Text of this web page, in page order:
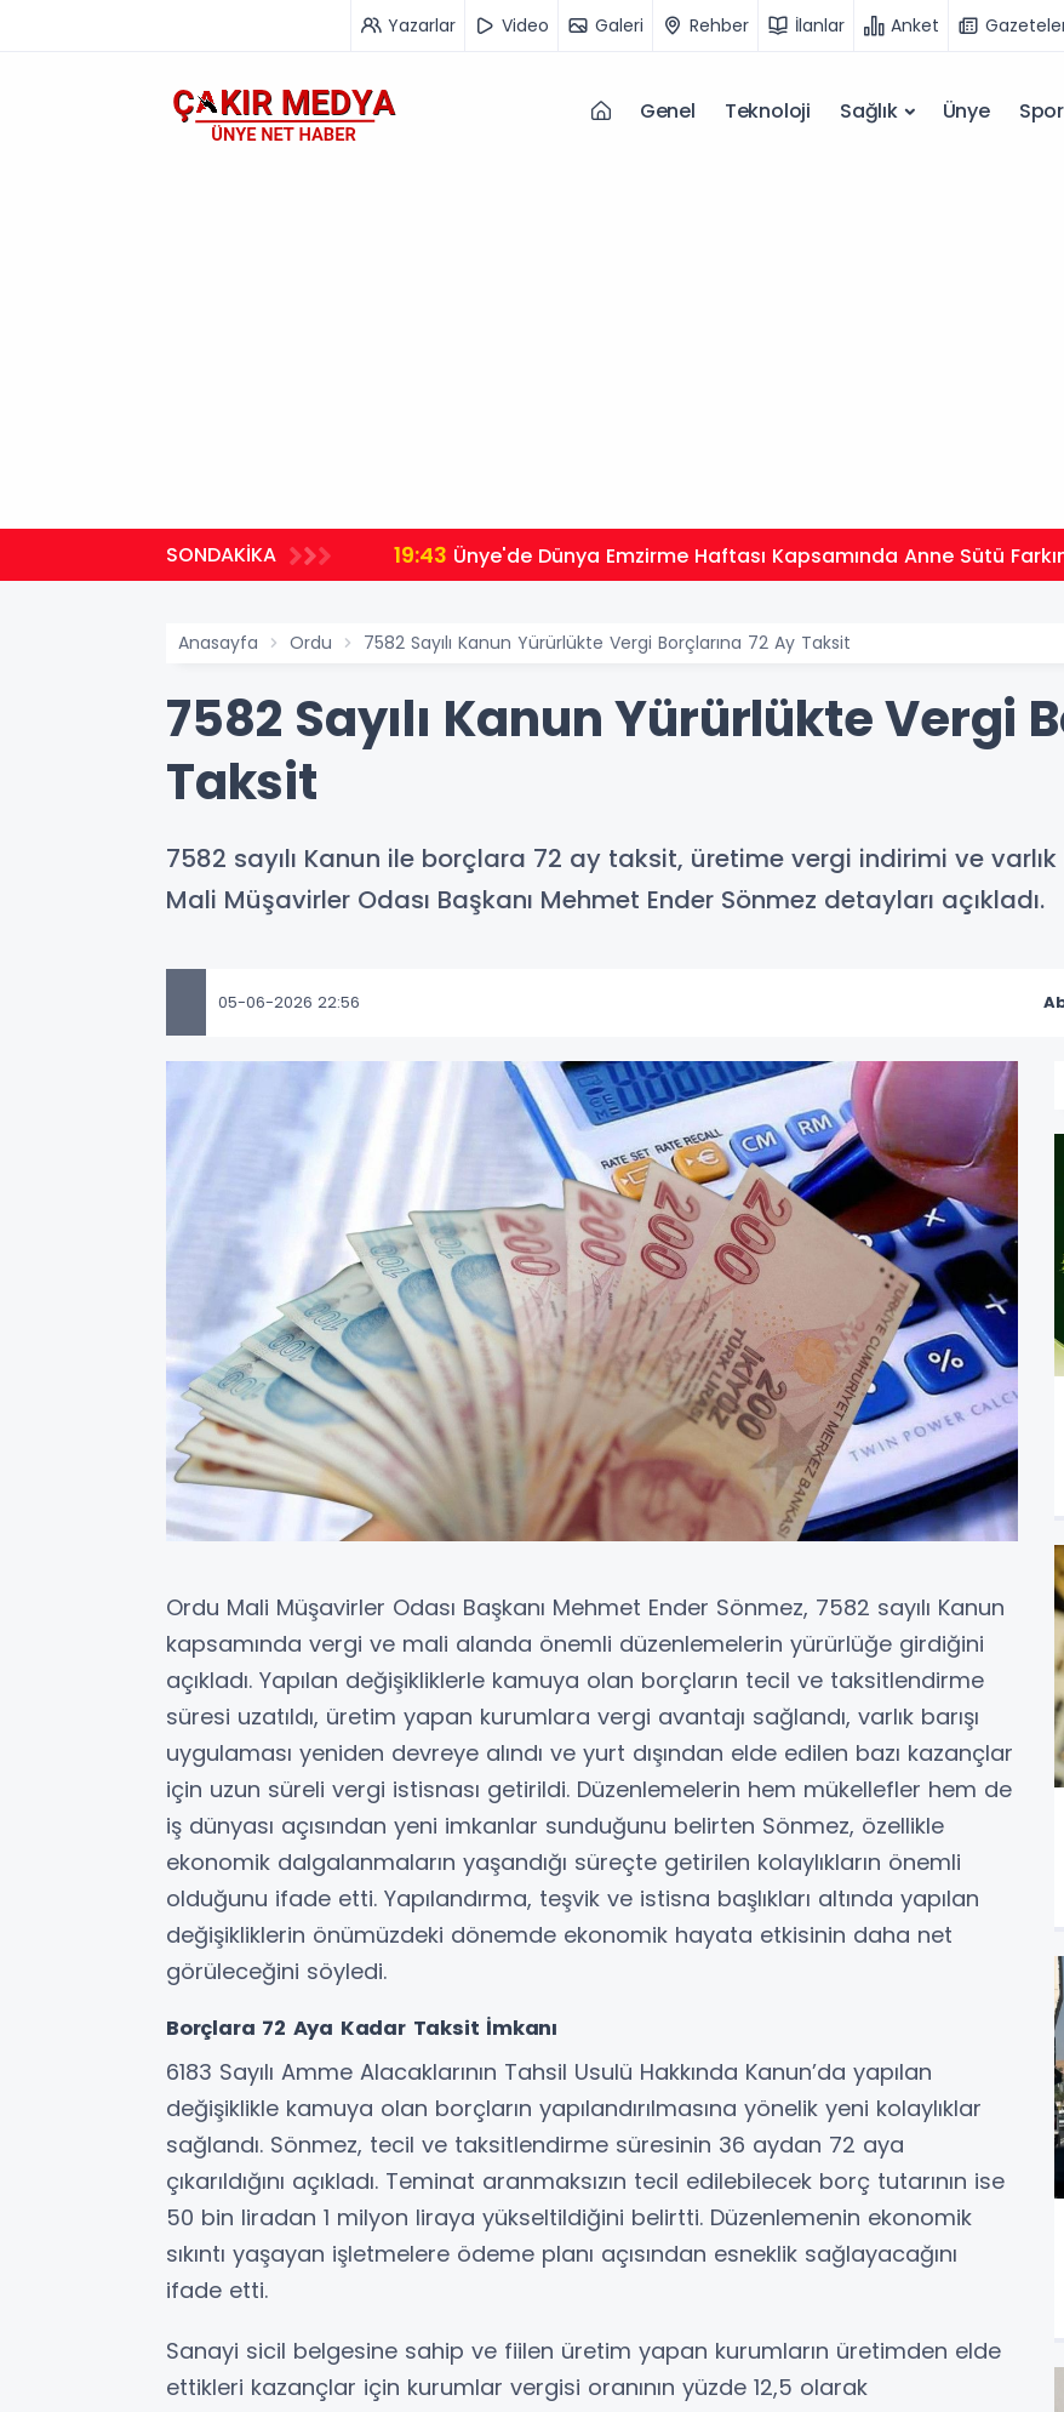
Yazarlar Video Galeri Rehber İlanlar Anket
Genel Teknoloji Sağlık Ünye Spor
SONDAKİKA 19:43 Ünye'de Dünya Emzirme Haftası Kapsamında Anne Sütü
Anasayfa Ordu 7582 Sayılı Kanun Yürürlükte Vergi Borçlarına 72 Ay Taksit
7582 Sayılı Kanun Yürürlükte Vergi
Taksit
7582 sayılı Kanun ile borçlara 72 ay taksit, üretime vergi indirimi ve
Mali Müşavirler Odası Başkanı Mehmet Ender Sönmez detayları açıkladı.
05-06-2026 22:56
Ordu Mali Müşavirler Odası Başkanı Mehmet Ender Sönmez, 7582 sayılı Kanun
kapsamında vergi ve mali alanda önemli düzenlemelerin yürürlüğe girdiğini
açıkladı. Yapılan değişikliklerle kamuya olan borçların tecil ve taksitlendirme
süresi uzatıldı, üretim yapan kurumlara vergi avantajı sağlandı, varlık barışı
uygulaması yeniden devreye alındı ve yurt dışından elde edilen bazı kazançlar
için uzun süreli vergi istisnası getirildi. Düzenlemelerin hem mükellefler hem de
iş dünyası açısından yeni imkanlar sunduğunu belirten Sönmez, özellikle
ekonomik dalgalanmaların yaşandığı süreçte getirilen kolaylıkların önemli
olduğunu ifade etti. Yapılandırma, teşvik ve istisna başlıkları altında yapılan
değişikliklerin önümüzdeki dönemde ekonomik hayata etkisinin daha net
görüleceğini söyledi.
Borçlara 72 Aya Kadar Taksit İmkanı
6183 Sayılı Amme Alacaklarının Tahsil Usulü Hakkında Kanun’da yapılan
değişiklikle kamuya olan borçların yapılandırılmasına yönelik yeni kolaylıklar
sağlandı. Sönmez, tecil ve taksitlendirme süresinin 36 aydan 72 aya
çıkarıldığını açıkladı. Teminat aranmaksızın tecil edilebilecek borç tutarının ise
50 bin liradan 1 milyon liraya yükseltildiğini belirtti. Düzenlemenin ekonomik
sıkıntı yaşayan işletmelere ödeme planı açısından esneklik sağlayacağını
ifade etti.
Sanayi sicil belgesine sahip ve fiilen üretim yapan kurumların üretimden elde
ettikleri kazançlar için kurumlar vergisi oranının yüzde 12,5 olarak